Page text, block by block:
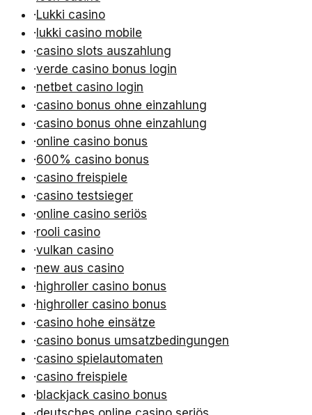
·Lukki casino
·lukki casino mobile
·casino slots auszahlung
·verde casino bonus login
·netbet casino login
·casino bonus ohne einzahlung
·casino bonus ohne einzahlung
·online casino bonus
·600% casino bonus
·casino freispiele
·casino testsieger
·online casino seriös
·rooli casino
·vulkan casino
·new aus casino
·highroller casino bonus
·highroller casino bonus
·casino hohe einsätze
·casino bonus umsatzbedingungen
·casino spielautomaten
·casino freispiele
·blackjack casino bonus